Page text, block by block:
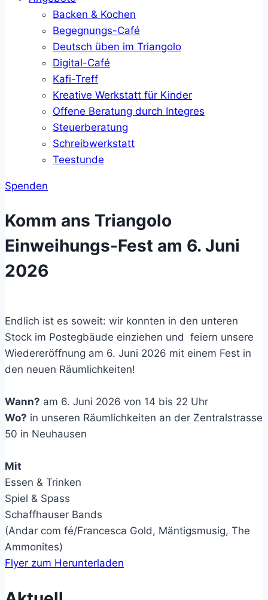
Backen & Kochen
Begegnungs-Café
Deutsch üben im Triangolo
Digital-Café
Kafi-Treff
Kreative Werkstatt für Kinder
Offene Beratung durch Integres
Steuerberatung
Schreibwerkstatt
Teestunde
Spenden
Komm ans Triangolo
Einweihungs-Fest am 6. Juni
2026
Endlich ist es soweit: wir konnten in den unteren
Stock im Postegbäude einziehen und feiern unsere
Wiedereröffnung am 6. Juni 2026 mit einem Fest in
den neuen Räumlichkeiten!
Wann? am 6. Juni 2026 von 14 bis 22 Uhr
Wo? in unseren Räumlichkeiten an der Zentralstrasse
50 in Neuhausen
Mit
Essen & Trinken
Spiel & Spass
Schaffhauser Bands
(Andar com fé/Francesca Gold, Mäntigsmusig, The
Ammonites)
Flyer zum Herunterladen